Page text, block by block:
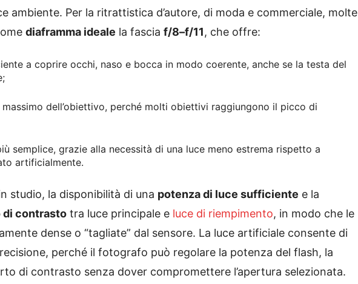
ambiente. Per la ritrattistica d’autore, di moda e commerciale, molte
diaframma ideale la fascia f/8–f/11, che offre:
a coprire occhi, naso e bocca in modo coerente, anche se la testa del
dell’obiettivo, perché molti obiettivi raggiungono il picco di
semplice, grazie alla necessità di una luce meno estrema rispetto a
artificialmente.
studio, la disponibilità di una potenza di luce sufficiente e la
di contrasto tra luce principale e luce di riempimento, in modo che le
dense o “tagliate” dal sensore. La luce artificiale consente di
perché il fotografo può regolare la potenza del flash, la
di contrasto senza dover compromettere l’apertura selezionata.